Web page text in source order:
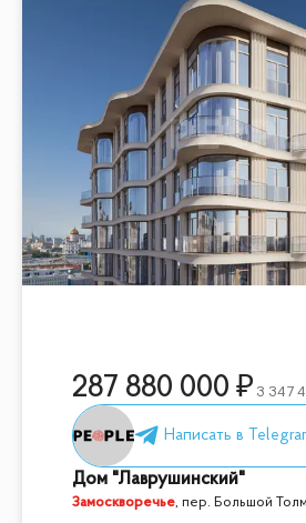
287 880 000 3 347
Дом "Лаврушинский"
Замоскворечье, пер. Большой